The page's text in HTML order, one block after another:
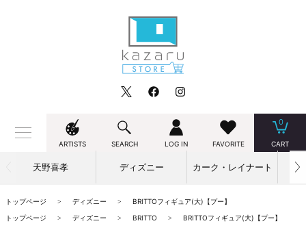
ARTISTS SEARCH LOG IN FAVORITE
0
CART
天野喜孝 ディズニー カーク・レイナート
トップページ ディズニー
BRITTOフィギュア(大)【プー】
トップページ
ディズニー BRITTO BRITTOフィギュア(大)【プー】